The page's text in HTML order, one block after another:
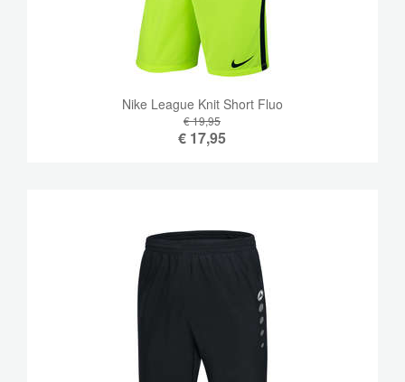
Nike League Knit Short Fluo
€ 19,95
€ 17,95